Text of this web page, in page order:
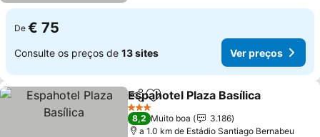
De € 75
Consulte os preços de 13 sites Ver preços
PartilharAdicionar aos favoritos
Espahotel Plaza Basílica
3 Estrelas
8,2 Muito boa
3.186
a 1.0 km de Estádio Santiago Bernabeu